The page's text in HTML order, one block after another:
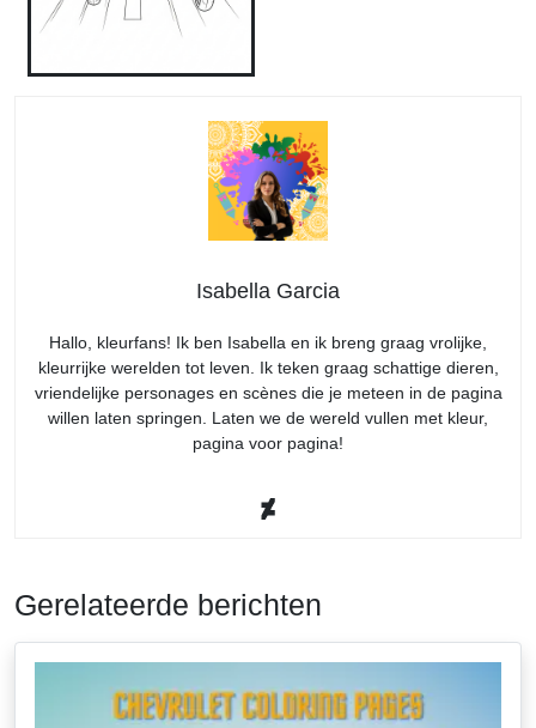
Isabella Garcia
Hallo, kleurfans! Ik ben Isabella en ik breng graag vrolijke,
kleurrijke werelden tot leven. Ik teken graag schattige dieren,
vriendelijke personages en scènes die je meteen in de pagina
willen laten springen. Laten we de wereld vullen met kleur,
pagina voor pagina!
Gerelateerde berichten